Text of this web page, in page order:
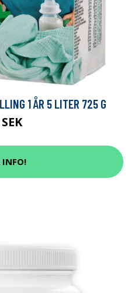
1 ÅR 5 LITER 725 G
INFO!